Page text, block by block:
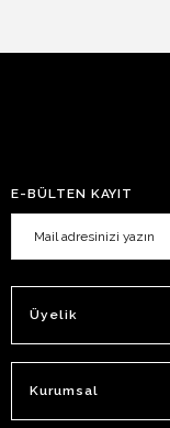
E-BÜLTEN KAYIT
Üyelik
Kurumsal